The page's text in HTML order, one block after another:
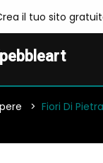
il tuo sito
Fiori Di Pietra